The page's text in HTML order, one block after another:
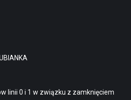
linii 0 i 1 w związku z zamknięciem